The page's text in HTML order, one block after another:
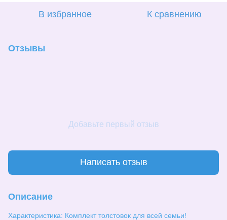
В избранное К сравнению
Отзывы
Добавьте первый отзыв
Написать отзыв
Описание
Характеристика: Комплект толстовок для всей семьи!